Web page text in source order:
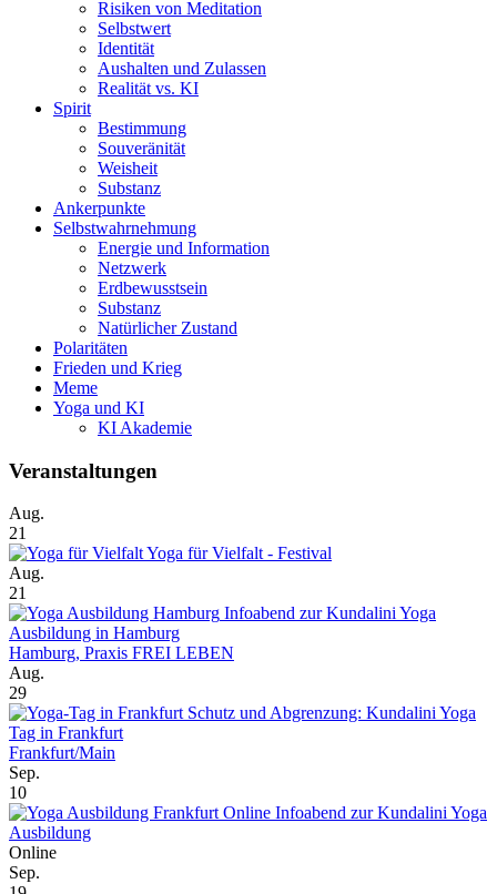
Risiken von Meditation
Selbstwert
Identität
Aushalten und Zulassen
Realität vs. KI
Spirit
Bestimmung
Souveränität
Weisheit
Substanz
Ankerpunkte
Selbstwahrnehmung
Energie und Information
Netzwerk
Erdbewusstsein
Substanz
Natürlicher Zustand
Polaritäten
Frieden und Krieg
Meme
Yoga und KI
KI Akademie
Veranstaltungen
Aug.
21
Yoga für Vielfalt - Festival
Aug.
21
Infoabend zur Kundalini Yoga
Ausbildung in Hamburg
Hamburg, Praxis FREI LEBEN
Aug.
29
Schutz und Abgrenzung: Kundalini Yoga
Tag in Frankfurt
Frankfurt/Main
Sep.
10
Online Infoabend zur Kundalini Yoga
Ausbildung
Online
Sep.